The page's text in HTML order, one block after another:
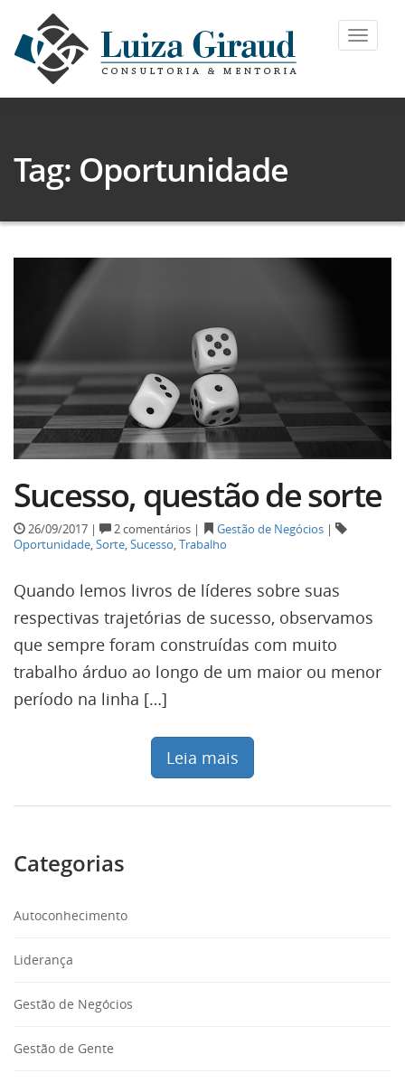
Toggle
Tag: Oportunidade
Sucesso, questão de sorte
26/09/2017 | 2 comentários | Gestão de Negócios |
Oportunidade,Sorte,Sucesso,Trabalho
Quando lemos livros de líderes sobre suas
respectivas trajetórias de sucesso, observamos
que sempre foram construídas com muito
trabalho árduo ao longo de um maior ou menor
período na linha […]
Leia mais
Categorias
Autoconhecimento
Liderança
Gestão de Negócios
Gestão de Gente